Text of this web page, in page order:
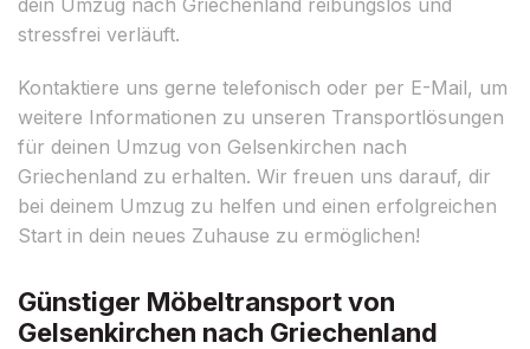
stressfrei verläuft.
Kontaktiere uns gerne telefonisch oder per E-Mail, um
weitere Informationen zu unseren Transportlösungen
für deinen Umzug von Gelsenkirchen nach
Griechenland zu erhalten. Wir freuen uns darauf, dir
bei deinem Umzug zu helfen und einen erfolgreichen
Start in dein neues Zuhause zu ermöglichen!
Günstiger Möbeltransport von
Gelsenkirchen nach Griechenland